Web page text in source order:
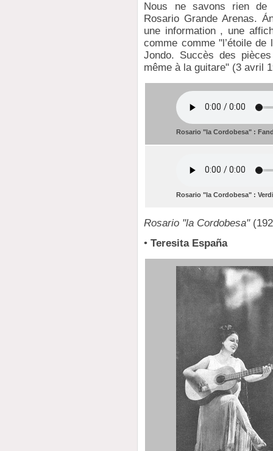
Nous ne savons rien de
Rosario Grande Arenas.
une information , une
comme comme "l’étoile
Jondo. Succès des
même à la guitare" (3 avril
Rosario "la Cordobesa" :
Rosario "la Cordobesa" :
Rosario "la Cordobesa"
•Teresita España